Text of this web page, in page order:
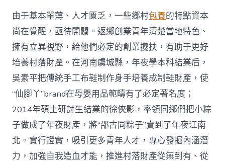
中
由于基本單薄、人才匱乏，一些鄉村包養的特點資本
尚在覺醒，亟待開闢。返鄉創業青年清楚當地特色、
擁有立異視野，給他們必定的創業攙扶，有助于更好
培養村落財產。在河南虞城縣，年夜學本科結業后，
吳素平把傳統手工布鞋制作身手培養成制鞋財產，使
“仙腳丫”brand在母嬰用品範疇有了必定著名度；
2014年碩士研討生結業的徐俠影，率領同鄉們把小粽
子做成了年夜財產，將“邵古同粽子”賣到了年夜江南
北。實行證實，吸引更多青年人才，專心發掘內涵潛
力，加強自我造血才能，推進村落財產從無到有、從